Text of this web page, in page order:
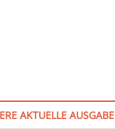
AKTUELLE AUSGABE